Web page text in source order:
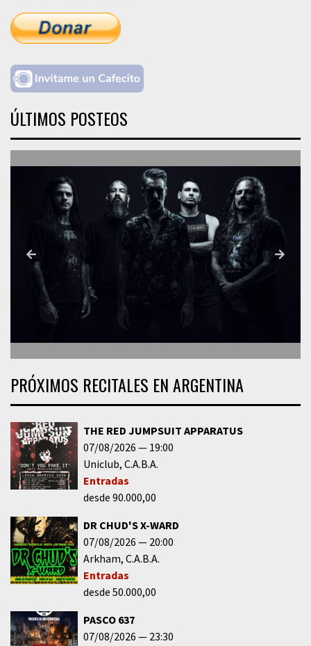
ÚLTIMOS POSTEOS
PRÓXIMOS RECITALES EN ARGENTINA
THE RED JUMPSUIT APPARATUS
07/08/2026
19:00
Uniclub C.A.B.A.
Entradas
desde 90.000,00
DR CHUD'S X-WARD
07/08/2026
20:00
Arkham C.A.B.A.
Entradas
desde 50.000,00
PASCO 637
07/08/2026
23:30